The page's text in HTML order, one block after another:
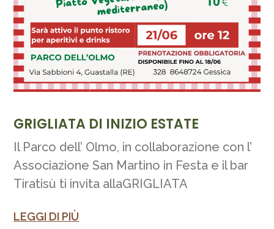
GRIGLIATA DI INIZIO ESTATE
Il Parco dell’ Olmo, in collaborazione con l’
Associazione San Martino in Festa e il bar
Tiratisù ti invita allaGRIGLIATA
LEGGI DI PIÙ